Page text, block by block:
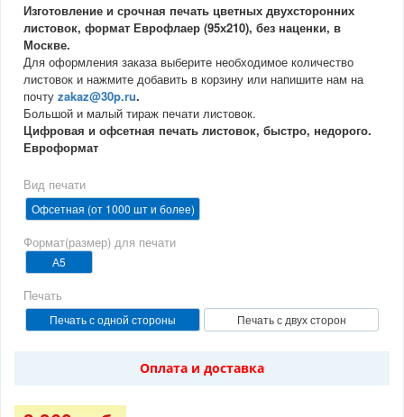
Количество
Розничная цена
2000
4 440 руб.
3000
4000
5 520 руб.
5000
7000
9000
Изготовление и срочная печать цветных двухсторонних
листовок, формат Еврофлаер (95х210), без наценки, в
Москве.
Для оформления заказа выберите необходимое количество
листовок и нажмите добавить в корзину или напишите нам на
почту zakaz@30p.ru.
Большой и малый тираж печати листовок.
Цифровая и офсетная печать листовок, быстро, недорого.
Евроформат
Вид печати
Офсетная (от 1000 шт и более)
Формат(размер) для печати
А5
Печать
Печать с одной стороны Печать с двух сторон
Оплата и доставка